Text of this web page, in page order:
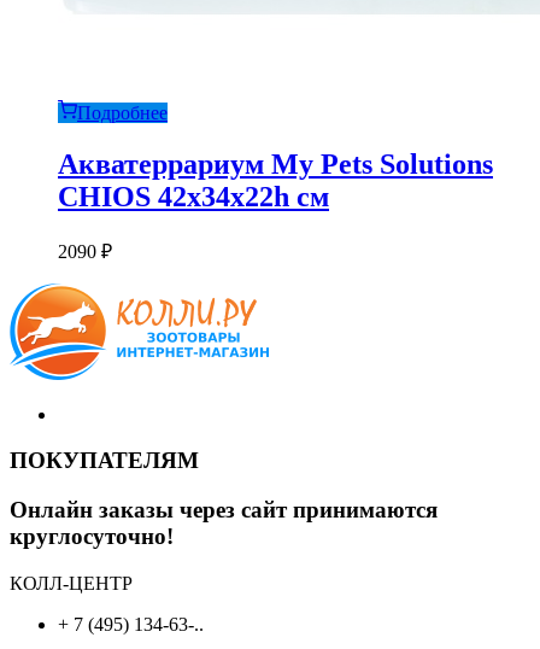
Подробнее
Акватеррариум My Pets Solutions
CHIOS 42x34x22h см
2090 ₽
ПОКУПАТЕЛЯМ
Онлайн заказы через сайт принимаются
круглосуточно!
КОЛЛ-ЦЕНТР
+ 7 (495) 134-63-..